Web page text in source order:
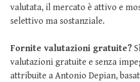
valutata, il mercato è attivo e
selettivo ma sostanziale.
Fornite valutazioni gratuite?
valutazioni gratuite e senza
attribuite a Antonio Depian,